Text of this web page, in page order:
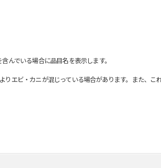
んでいる場合に品目名を表示します。
ビ・カニが混じっている場合があります。また、こ